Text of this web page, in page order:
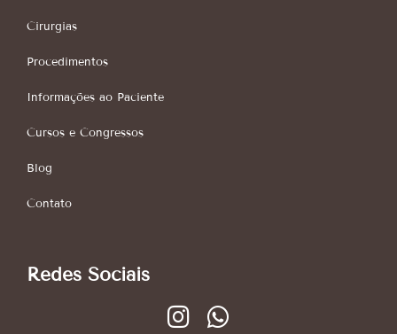
Cirurgias
Procedimentos
Informações ao Paciente
Cursos e Congressos
Blog
Contato
Redes Sociais